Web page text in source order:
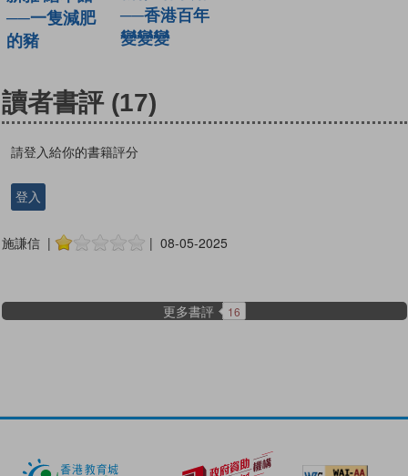
──一隻減肥
的豬
──香港百年
變變變
讀者書評 (17)
請登入給你的書籍評分
登入
施謙信 | | 08-05-2025
更多書評 16